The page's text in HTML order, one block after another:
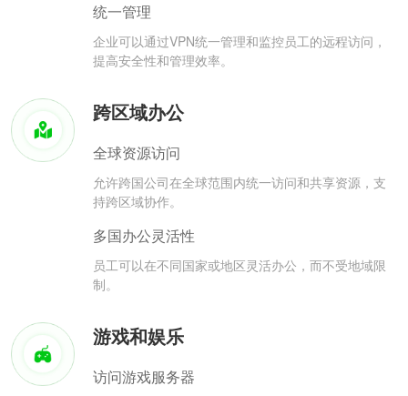
统一管理
企业可以通过VPN统一管理和监控员工的远程访问，
提高安全性和管理效率。
跨区域办公
全球资源访问
允许跨国公司在全球范围内统一访问和共享资源，支
持跨区域协作。
多国办公灵活性
员工可以在不同国家或地区灵活办公，而不受地域限
制。
游戏和娱乐
访问游戏服务器